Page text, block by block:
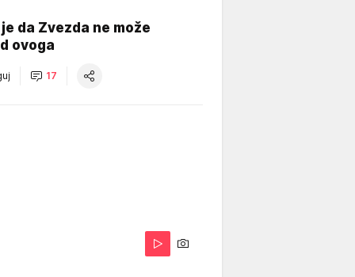
da Zvezda ne može
ovoga
17